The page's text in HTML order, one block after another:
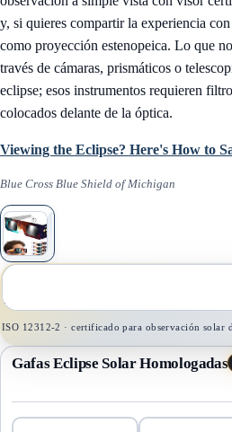
y, si quieres compartir la experiencia
como proyección estenopeica. Lo que
través de cámaras, prismáticos o
eclipse; esos instrumentos requieren
colocados delante de la óptica.
Viewing the Eclipse? Here's How to
Blue Cross Blue Shield of Michigan
1
ISO 12312-2 · certificado para observación solar
Gafas Eclipse Solar Homologadas